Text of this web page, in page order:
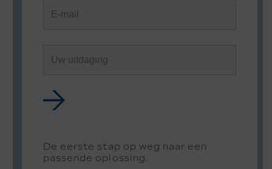
De eerste stap op weg naar een
passende oplossing.